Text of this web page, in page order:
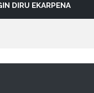
DIRU EKARPENA